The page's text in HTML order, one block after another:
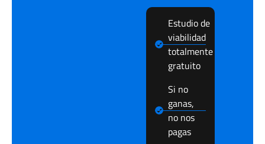
Estudio de
viabilidad
totalmente
gratuito
Si no
ganas,
no nos
pagas